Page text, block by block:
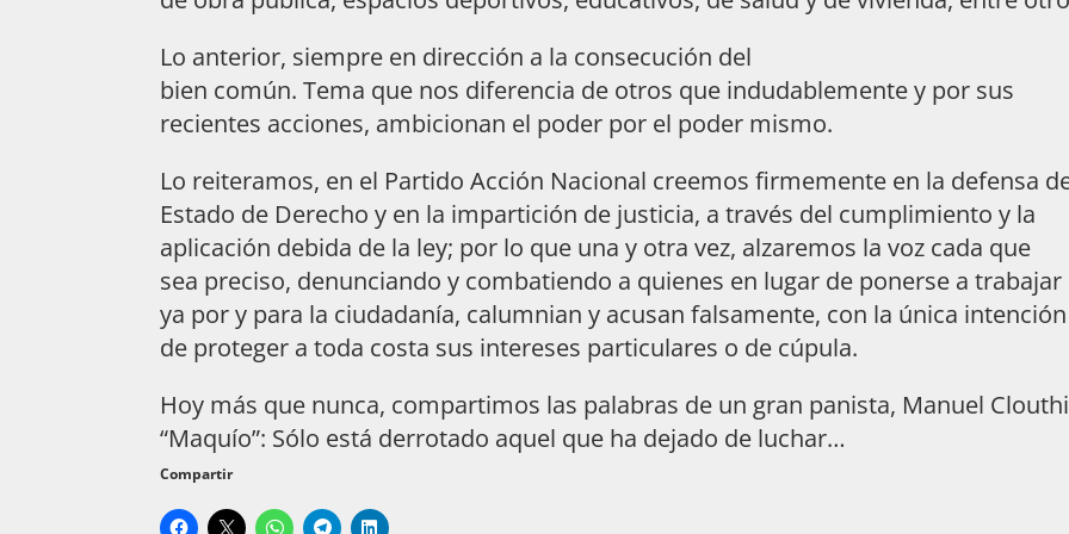
Lo anterior, siempre en dirección a la consecución del
bien común. Tema que nos diferencia de otros que indudablemente y por sus
recientes acciones, ambicionan el poder por el poder mismo.
Lo reiteramos, en el Partido Acción Nacional creemos firmemente en la defensa
Estado de Derecho y en la impartición de justicia, a través del cumplimiento y la
aplicación debida de la ley; por lo que una y otra vez, alzaremos la voz cada que
sea preciso, denunciando y combatiendo a quienes en lugar de ponerse a trabajar
ya por y para la ciudadanía, calumnian y acusan falsamente, con la única intención
de proteger a toda costa sus intereses particulares o de cúpula.
Hoy más que nunca, compartimos las palabras de un gran panista, Manuel
“Maquío”: Sólo está derrotado aquel que ha dejado de luchar…
Compartir